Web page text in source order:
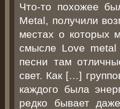
Что-то похожее
Metal, получили
местах о которых
смысле Love
песни там
свет. Как […]
каждого была
редко бывает